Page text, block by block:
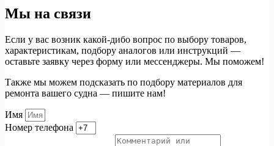
Мы на связи
Если у вас возник какой-дибо вопрос по выбору товаров,
характеристикам, подбору аналогов или инструкций —
оставьте заявку через форму или мессенджеры. Мы поможем!
Также мы можем подсказать по подбору материалов для
ремонта вашего судна — пишите нам!
Имя
Номер телефона